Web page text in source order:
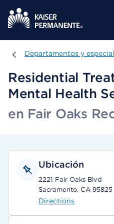
Departamentos y
Departamentos y
Residential
Mental Health
en Fair Oaks
Ubicación
2221 Fair Oaks Blvd
Sacramento, CA 95825
Directions